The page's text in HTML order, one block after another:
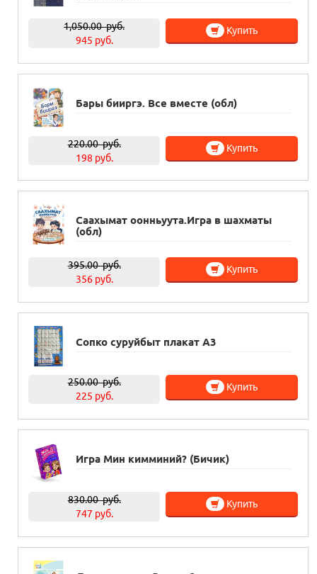
1,050.00руб.
945 руб.
Купить
Бары бииргэ. Все вместе (обл)
220.00руб.
198 руб.
Купить
Саахымат оонньуута.Игра в шахматы
(обл)
395.00руб.
356 руб.
Купить
Сопко суруйбыт плакат А3
250.00руб.
225 руб.
Купить
Игра Мин кимминий? (Бичик)
830.00руб.
747 руб.
Купить